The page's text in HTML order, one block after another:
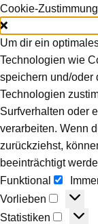
Cookie-
Um dir ein
Technologien wie
speichern und/oder
Technologien
Surfverhalten oder
verarbeiten. Wenn
zurückziehst,
beeinträchtigt
Funktional
Vorlieben
Statistiken